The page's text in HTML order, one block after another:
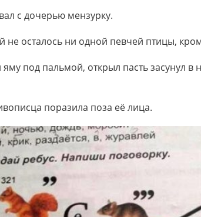
с дочерью мензурку.
не осталось ни одной певчей птицы,
под пальмой, открыл пасть засунул в
поразила поза её лица.